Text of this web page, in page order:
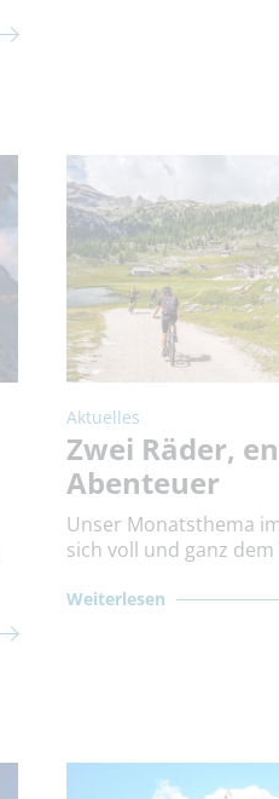
Aktuelles
Zwei Räder,
Abenteuer
Unser Monatsthema
sich voll und ganz dem
Weiterlesen